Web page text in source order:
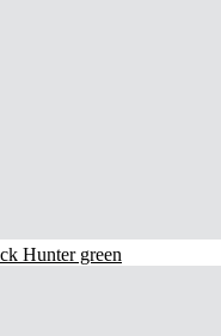
Hunter green